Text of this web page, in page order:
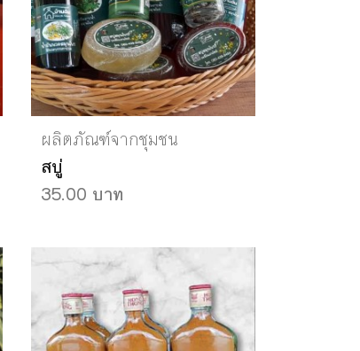
ผลิตภัณฑ์จากชุมชน
สบู่
35.00 บาท